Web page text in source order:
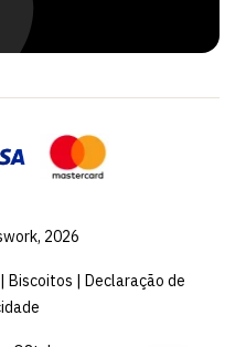
2026
| Biscoitos | Declaração de